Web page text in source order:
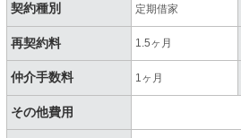
契約種別 定期借家
再契約料 1.5ヶ月
仲介手数料 1ヶ月
その他費用